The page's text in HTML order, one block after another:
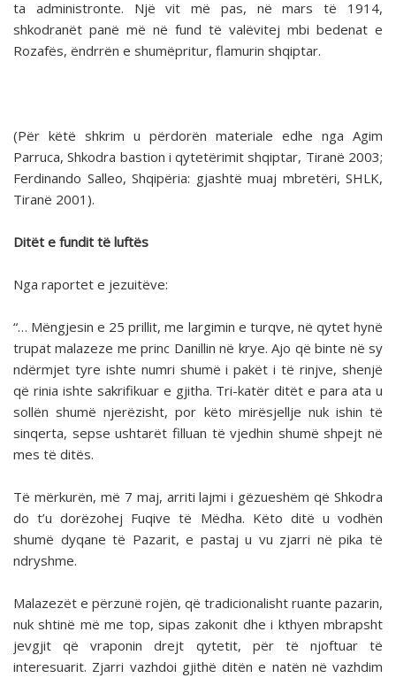
ta administronte. Një vit më pas, në mars të 1914,
shkodranët panë më në fund të valëvitej mbi bedenat e
Rozafës, ëndrrën e shumëpritur, flamurin shqiptar.
(Për këtë shkrim u përdorën materiale edhe nga Agim
Parruca, Shkodra bastion i qytetërimit shqiptar, Tiranë 2003;
Ferdinando Salleo, Shqipëria: gjashtë muaj mbretëri, SHLK,
Tiranë 2001).
Ditët e fundit të luftës
Nga raportet e jezuitëve:
“… Mëngjesin e 25 prillit, me largimin e turqve, në qytet hynë
trupat malazeze me princ Danillin në krye. Ajo që binte në sy
ndërmjet tyre ishte numri shumë i pakët i të rinjve, shenjë
që rinia ishte sakrifikuar e gjitha. Tri-katër ditët e para ata u
sollën shumë njerëzisht, por këto mirësjellje nuk ishin të
sinqerta, sepse ushtarët filluan të vjedhin shumë shpejt në
mes të ditës.
Të mërkurën, më 7 maj, arriti lajmi i gëzueshëm që Shkodra
do t’u dorëzohej Fuqive të Mëdha. Këto ditë u vodhën
shumë dyqane të Pazarit, e pastaj u vu zjarri në pika të
ndryshme.
Malazezët e përzunë rojën, që tradicionalisht ruante pazarin,
nuk shtinë më me top, sipas zakonit dhe i kthyen mbrapsht
jevgjit që vraponin drejt qytetit, për të njoftuar të
interesuarit. Zjarri vazhdoi gjithë ditën e natën në vazhdim